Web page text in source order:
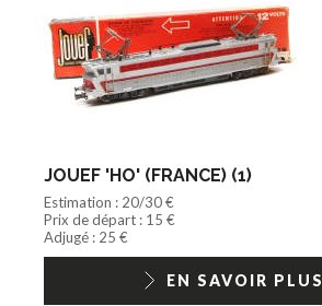
JOUEF 'HO' (FRANCE) (1)
Estimation : 20/30 €
Prix de départ : 15 €
Adjugé : 25 €
EN SAVOIR PLUS